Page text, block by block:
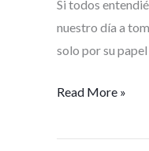
Si todos
nuestro día a
solo por su
Read More »